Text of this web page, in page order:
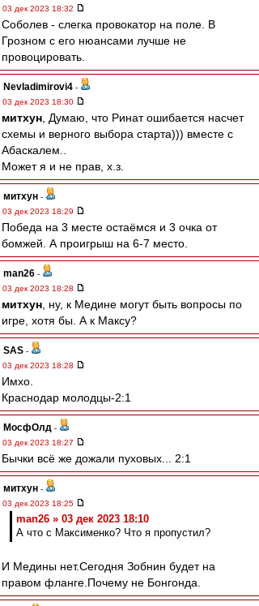
03 дек 2023 18:32
Соболев - слегка провокатор на поле. В
Грозном с его нюансами лучше не
провоцировать.
Nevladimirovi4 -
03 дек 2023 18:30
митхун , Думаю, что Ринат ошибается насчет
схемы и верного выбора старта))) вместе с
Абаскалем..
Может я и не прав, х.з.
митхун -
03 дек 2023 18:29
Победа на 3 месте остаёмся и 3 очка от
бомжей. А проигрыш на 6-7 место.
man26 -
03 дек 2023 18:28
митхун , ну, к Медине могут быть вопросы по
игре, хотя бы. А к Максу?
SAS -
03 дек 2023 18:28
Имхо.
Краснодар молодцы-2:1
МосфОлд -
03 дек 2023 18:27
Бычки всё же дожали пуховых... 2:1
митхун -
03 дек 2023 18:25
man26 » 03 дек 2023 18:10
А что с Максименко? Что я пропустил?
И Медины нет.Сегодня Зобнин будет на
правом фланге.Почему не Бонгонда.